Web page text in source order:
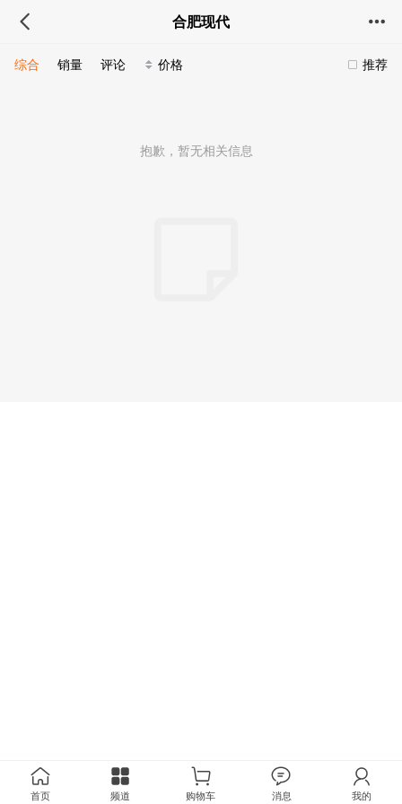
合肥现代
推荐
综合 销量 评论 价格
抱歉，暂无相关信息
首页 频道 购物车 消息 我的